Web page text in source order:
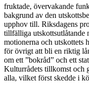
fruktade, övervakande
bakgrund av den
upphov till. Riksdagens
tillfälliga utskottsutlåtande
motionerna och utskottets
för övrigt att bli en riktig
om ett ”bokråd” och ett
Kulturrådets tillkomst och
alla, vilket först skedde i